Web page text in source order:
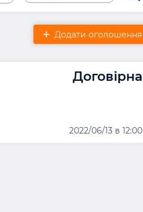
Додати оголошення
Договірна
2022/06/13 в 12:00